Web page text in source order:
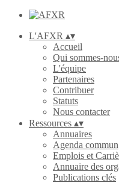
L'AFXR ▴▾
Accueil
Qui sommes-
L'équipe
Partenaires
Contribuer
Statuts
Nous contacter
Ressources ▴▾
Annuaires
Agenda commun
Emplois et
Annuaire des
Publications clés